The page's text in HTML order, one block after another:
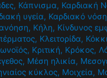
, Κάπνισμα, Καρδιακή
υγεία, Καρδιακό
, Κήλη, Κίνδυνος
, Κλειτορίδα,
, Κριτική, Κρόκος,
, Μέση ηλικία,
κύκλος, Μοιχεία,